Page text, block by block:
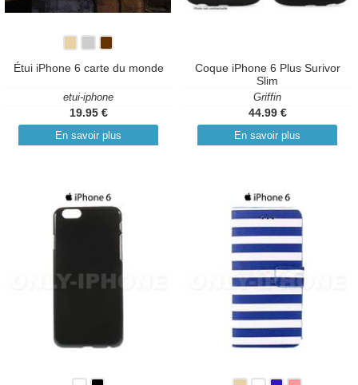
Étui iPhone 6 carte du monde
etui-iphone
19.95 €
En savoir plus
Coque iPhone 6 Plus Surivor
Slim
Griffin
44.99 €
En savoir plus